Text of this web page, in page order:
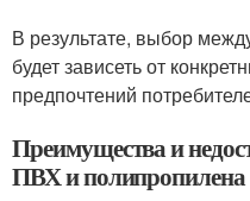
В результате, выбор
будет зависеть от
предпочтений
Преимущества и
ПВХ и полипропилена